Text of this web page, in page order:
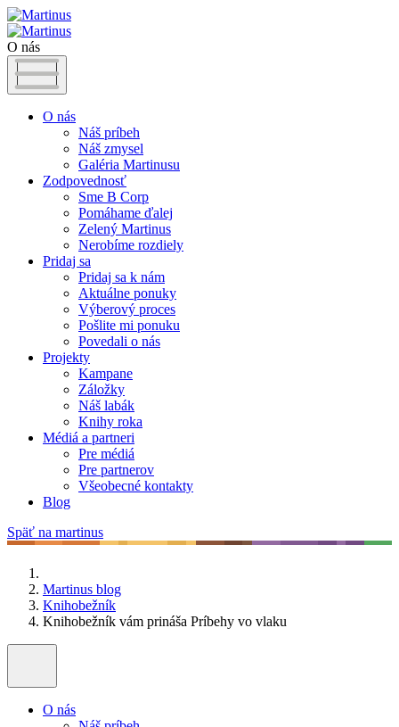
O nás
O nás
Náš príbeh
Náš zmysel
Galéria Martinusu
Zodpovednosť
Sme B Corp
Pomáhame ďalej
Zelený Martinus
Nerobíme rozdiely
Pridaj sa
Pridaj sa k nám
Aktuálne ponuky
Výberový proces
Pošlite mi ponuku
Povedali o nás
Projekty
Kampane
Záložky
Náš labák
Knihy roka
Médiá a partneri
Pre médiá
Pre partnerov
Všeobecné kontakty
Blog
Späť na martinus
Martinus blog
Knihobežník
Knihobežník vám prináša Príbehy vo vlaku
O nás